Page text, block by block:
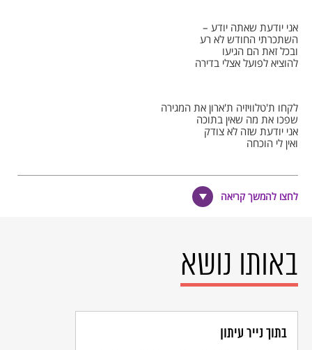
אני יודעת שאתה יודע –
השתכרתי החודש לא רע
ובכל זאת הם הגיעו
להוציא לפועל אצלי בדירה
לקחו ת'טלוויזיה ת'ארון את המגירה
שפכו את מה שאין בתוכה
אני יודעת שזה לא צודק
ואין לי הוכחה
ניסיתי להגיד שהמיסים
הורגים כל הגיון
והם אמרו לי שהם לא גונבים,
אני יודעת שאתה יודע שאני יודעת
שאני לא יודעת כלום
לחצו להמשך קריאה
באותו נושא
בתוך נייר עיתון